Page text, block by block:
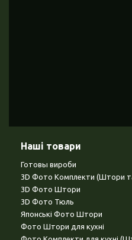
Наші товари
Готовы вироби
3D Фото Комплекти (Штори
3D Фото Штори
3D Фото Тюль
Японські Фото Штори
Фото Штори для кухні